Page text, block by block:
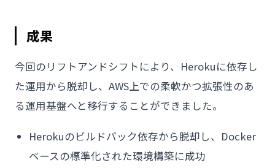
成果
今回のリフトアンドシフトにより、Herokuに依存し
た運用から脱却し、AWS上での柔軟かつ拡張性のあ
る運用基盤へと移行することができました。
Herokuのビルドパック依存から脱却し、Docker
ベースの標準化された環境構築に成功